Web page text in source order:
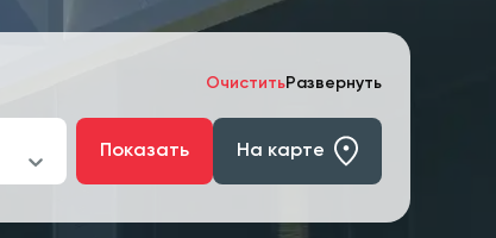
ОчиститьРазвернуть
Показать На карте